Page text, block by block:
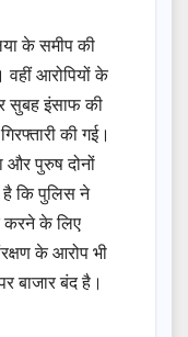
के समीप की
वहीं आरोपियों के
सुबह इंसाफ की
की गई।
और पुरुष दोनों
है कि पुलिस ने
करने के लिए
के आरोप भी
बाजार बंद है।